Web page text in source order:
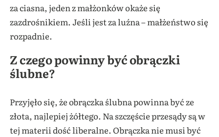
za ciasna, jeden z małżonków okaże się
zazdrośnikiem. Jeśli jest za luźna – małżeństwo się
rozpadnie.
Z czego powinny być obrączki
ślubne?
Przyjęło się, że obrączka ślubna powinna być ze
złota, najlepiej żółtego. Na szczęście przesądy są w
tej materii dość liberalne. Obrączka nie musi być